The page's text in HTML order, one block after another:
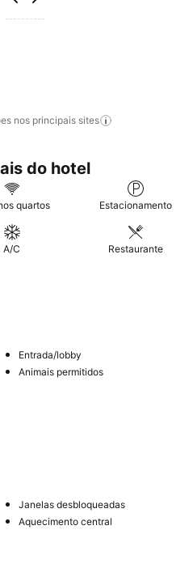
nos principais sites
do hotel
quartos Estacionamento
A/C Restaurante
Entrada/lobby
Animais permitidos
Janelas desbloqueadas
Aquecimento central